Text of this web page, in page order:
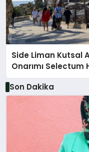
Side Liman Kutsal
Onarımı Selectum
Katkılarıyla
Son Dakika